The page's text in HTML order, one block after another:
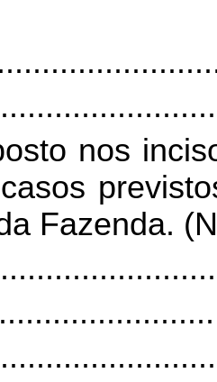
nos
Fazenda.